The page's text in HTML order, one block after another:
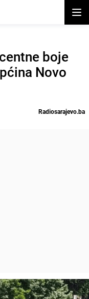
boje
Novo
Radiosarajevo.ba